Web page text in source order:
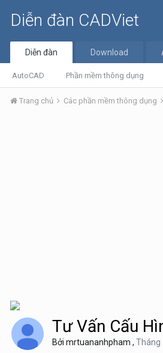
Diễn đàn CADViet
Diễn đàn
AutoCAD Phần mềm thông dụng
Download
Trang chủ Các phần mềm thông dụng
Tư Vấn Cấu
Bởi mrtuananhpham , Tháng